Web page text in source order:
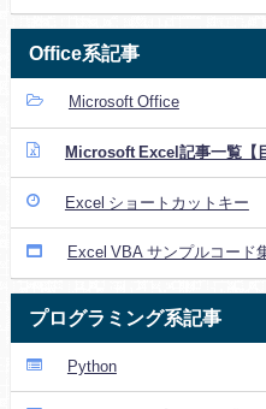
Office系記事
Microsoft Office
Microsoft Excel記事一覧【
Excel ショートカットキー
Excel VBA サンプルコード
プログラミング系記事
Python